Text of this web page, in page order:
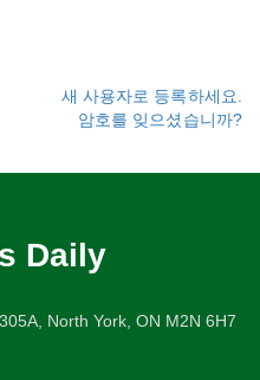
새 사용자로 등록하세요.
암호를 잊으셨습니까?
Daily
North York, ON M2N 6H7